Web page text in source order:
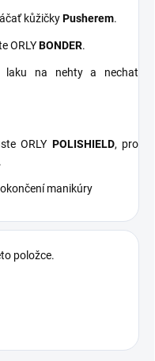
kůžičkyPusherem.
ORLYBONDER.
laku na nehty a nechat
ORLY POLISHIELD, pro
manikúry
položce.